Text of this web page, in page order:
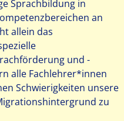
Sprachbildung in
an
allein das
und -
alle Fachlehrer*innen
Schwierigkeiten unsere
zu